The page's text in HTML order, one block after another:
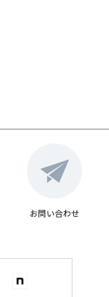
お問い合わせ